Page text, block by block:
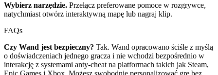
Wybierz narzędzie. Przełącz preferowane pomoce w rozgrywce,
natychmiast otwórz interaktywną mapę lub nagraj klip.
FAQs
Czy Wand jest bezpieczny? Tak. Wand opracowano ściśle z myślą
o doświadczeniach jednego gracza i nie wchodzi bezpośrednio w
interakcję z systemami anty-cheat na platformach takich jak Steam,
Epic Games i Xbox. Możesz swobodnie personalizować grę bez